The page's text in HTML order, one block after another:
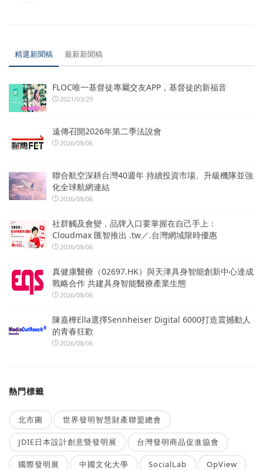
精選新聞稿 最新新聞稿
FLOC唯一基督徒專屬交友APP，基督徒的新福音
2021/03/29
遠傳召開2026年第二季法說會
2026/08/06
聯合航空深耕台灣40週年 持續投資市場、升級機隊並強
化全球航網連結
2026/08/06
社群觸及會變，品牌入口要掌握在自己手上：
Cloudmax 匯智推出 .tw／.台灣網域限時優惠
2026/08/06
真健康醫療（02697.HK）與天津具身智能創新中心達成
戰略合作 共建具身智能醫療產業生態
2026/08/06
陳嘉樺Ella選擇Sennheiser Digital 6000打造震撼動人
的青春狂歡
2026/08/06
熱門標籤
北市圖 世界發明智慧財產聯盟總會
JDIE日本設計創意暨發明展 台灣發明商品促進協會
國際發明展 中國文化大學 SocialLab OpView